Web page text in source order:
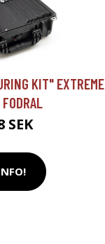
KIT" EXTREME
SEK